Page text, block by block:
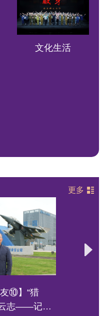
文化生活
更多
友⑩】“猎
云志——记